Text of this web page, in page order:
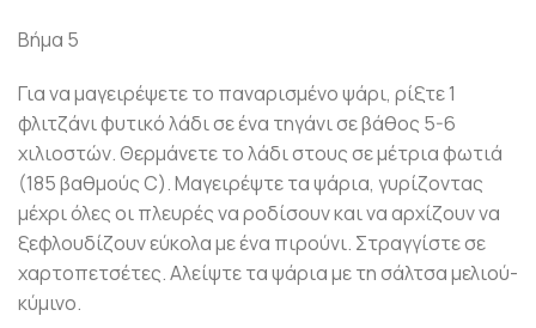
Βήμα 5
Για να μαγειρέψετε το παναρισμένο ψάρι, ρίξτε 1
φλιτζάνι φυτικό λάδι σε ένα τηγάνι σε βάθος 5-6
χιλιοστών. Θερμάνετε το λάδι στους σε μέτρια φωτιά
(185 βαθμούς C). Μαγειρέψτε τα ψάρια, γυρίζοντας
μέχρι όλες οι πλευρές να ροδίσουν και να αρχίζουν να
ξεφλουδίζουν εύκολα με ένα πιρούνι. Στραγγίστε σε
χαρτοπετσέτες. Αλείψτε τα ψάρια με τη σάλτσα μελιού-
κύμινο.